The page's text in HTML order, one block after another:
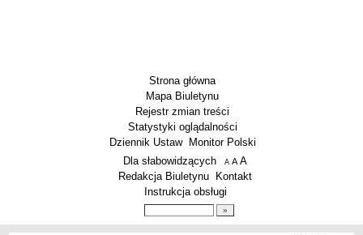
Strona główna
Mapa Biuletynu
Rejestr zmian treści
Statystyki oglądalności
Dziennik Ustaw
Monitor Polski
Menu dodatkowe
Dla słabowidzących A pomniejsz czcionkę
A standardowy rozmiar czcionki
A
Redakcja Biuletynu
Kontakt
Instrukcja obsługi